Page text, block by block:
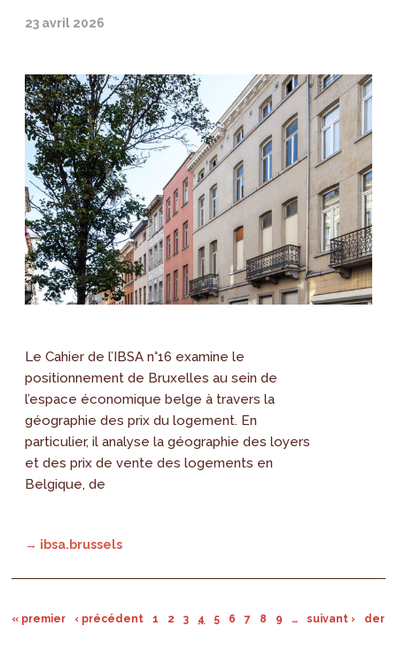
23 avril 2026
Le Cahier de l’IBSA n°16 examine le
positionnement de Bruxelles au sein de
l’espace économique belge à travers la
géographie des prix du logement. En
particulier, il analyse la géographie des loyers
et des prix de vente des logements en
Belgique, de
→ ibsa.brussels
« premier ‹ précédent 1 2 3 4 5 6 7 8 9 … suivant ›